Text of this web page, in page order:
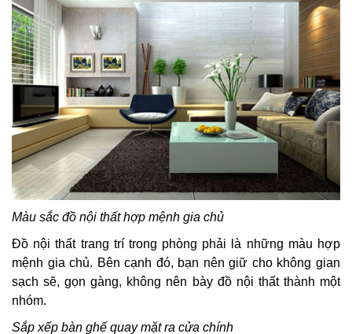
Màu sắc đồ nội thất hợp mệnh gia chủ
Đồ nội thất trang trí trong phòng phải là những màu hợp
mệnh gia chủ. Bên cạnh đó, bạn nên giữ cho không gian
sạch sẽ, gọn gàng, không nên bày đồ nội thất thành một
nhóm.
Sắp xếp bàn ghế quay mặt ra cửa chính